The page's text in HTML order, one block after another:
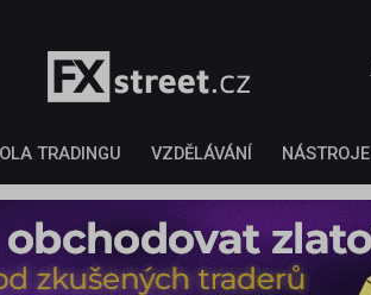
TRADINGU VZDĚLÁVÁNÍ NÁSTROJE